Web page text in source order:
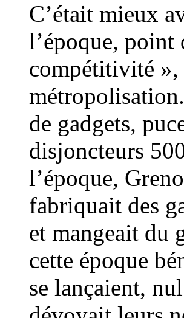
C’était mieux
l’époque, point
compétitivité »,
de gadgets,
disjoncteurs
l’époque,
fabriquait des
et mangeait du
cette époque
se lançaient,